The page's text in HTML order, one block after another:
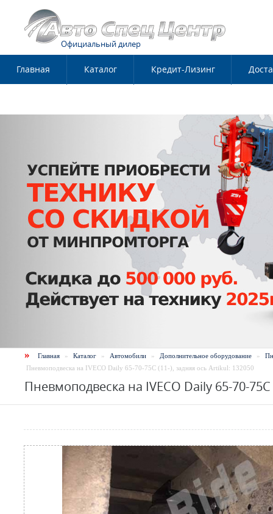
Официальный дилер
Главная Каталог Кредит-Лизинг
» Главная » Каталог » Автомобили » Дополнительное оборудование »
Пневмоподвеска на IVECO Daily 65-70-75С (11-), задняя ось Artikul: 132050
Пневмоподвеска на IVECO Daily 65-70-